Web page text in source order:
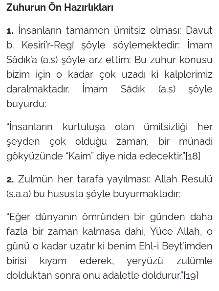
Zuhurun Ön Hazırlıkları
1. İnsanların tamamen ümitsiz olması: Davut
b. Kesiri’r-Regî şöyle söylemektedir: İmam
Sâdık’a (a.s) şöyle arz ettim: Bu zuhur konusu
bizim için o kadar çok uzadı ki kalplerimiz
daralmaktadır. İmam Sâdık (a.s) şöyle
buyurdu:
“İnsanların kurtuluşa olan ümitsizliği her
şeyden çok olduğu zaman, bir münadi
gökyüzünde “Kaim” diye nida edecektir.”[18]
2.Zulmün her tarafa yayılması: Allah Resulü
(s.a.a) bu hususta şöyle buyurmaktadır:
“Eğer dünyanın ömründen bir günden daha
fazla bir zaman kalmasa dahi, Yüce Allah, o
günü o kadar uzatır ki benim Ehl-i Beyt’imden
birisi kıyam ederek, yeryüzü zulümle
dolduktan sonra onu adaletle doldurur.”[19]